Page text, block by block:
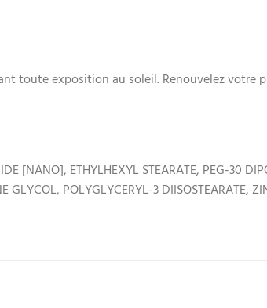
toute exposition au soleil. Renouvelez
[NANO], ETHYLHEXYL STEARATE, PEG-30
GLYCOL, POLYGLYCERYL-3 DIISOSTEARATE,